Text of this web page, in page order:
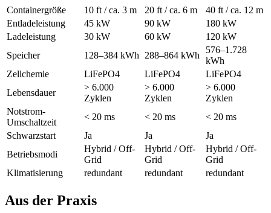
Containergröße
10 ft / ca. 3 m 20 ft / ca. 6 m
40 ft / ca. 12 m
Entladeleistung
45 kW 90 kW
180 kW
Ladeleistung
30 kW 60 kW
120 kW
Speicher
128–384 kWh 288–864 kWh
576–1.728
kWh
Zellchemie
LiFePO4 LiFePO4
LiFePO4
Lebensdauer
> 6.000
Zyklen
> 6.000
Zyklen
> 6.000
Zyklen
Notstrom-
Umschaltzeit
< 20 ms < 20 ms
< 20 ms
Schwarzstart
Ja Ja
Ja
Betriebsmodi
Hybrid / Off-
Grid
Hybrid / Off-
Grid
Hybrid / Off-
Grid
Klimatisierung
redundant redundant redundant
Aus der Praxis